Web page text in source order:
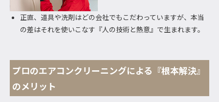
正直、道具や洗剤はどの会社でもこだわっていますが、本当
の差はそれを使いこなす『人の技術と熱意』で生まれます。
プロのエアコンクリーニングによる『根本解決』
のメリット